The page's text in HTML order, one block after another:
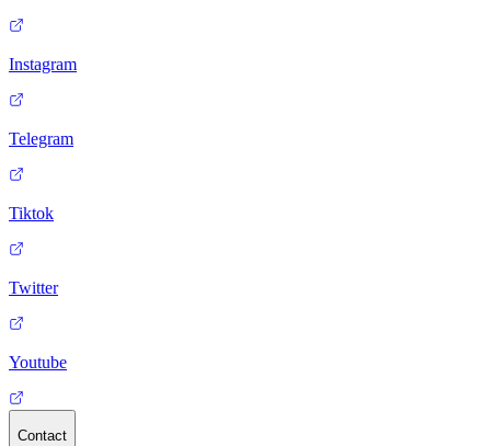
Instagram
Telegram
Tiktok
Twitter
Youtube
Contact